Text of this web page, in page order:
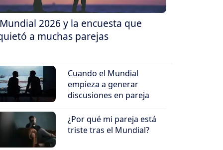
2026 y la encuesta que
a muchas parejas
Cuando el Mundial
empieza a generar
discusiones en pareja
¿Por qué mi pareja está
triste tras el Mundial?